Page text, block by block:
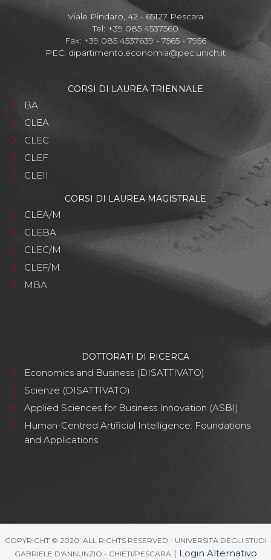
Viale Pindaro, 42 - 65127 Pescara
Tel: +39 085 4537560
Fax: +39 085 4537639 - 7565 - 7956
PEC: dipartimento.economia@pec.unich.it
CORSI DI LAUREA TRIENNALE
BA
CLEA
CLEC
CLEF
CLEII
CORSI DI LAUREA MAGISTRALE
CLEA/M
CLEBA
CLEC/M
CLEF/M
MBA
DOTTORATI DI RICERCA
Economics and Business (DISATTIVATO)
Scienze (DISATTIVATO)
Applied Sciences for Business Innovation (ASBI)
Human-Centred Artificial Intelligence: Foundations
and Applications
COPYRIGHT © 2020. ALL RIGHTS RESERVED - UNIVERSITÀ DEGLI STUDI
GABRIELE D'ANNUNZIO - CHIETI/PESCARA| Login Alternativo